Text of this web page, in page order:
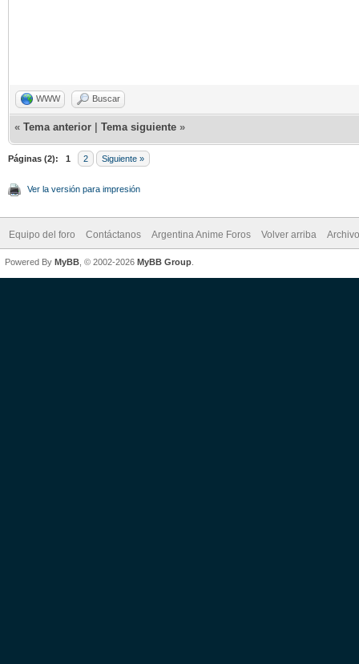
WWW Buscar
« Tema anterior Tema siguiente »
Páginas (2): 1 2 Siguiente »
Ver la versión para impresión
Equipo del foro Contáctanos Argentina Anime Foros Volver arriba
Powered By MyBB , © 2002-2026 MyBB Group